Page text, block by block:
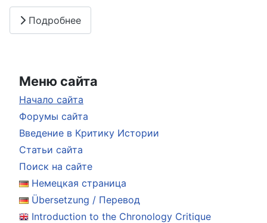
Подробнее
Меню сайта
Начало сайта
Форумы сайта
Введение в Критику Истории
Статьи сайта
Поиск на сайте
Немецкая страница
Übersetzung / Перевод
Introduction to the Chronology Critique